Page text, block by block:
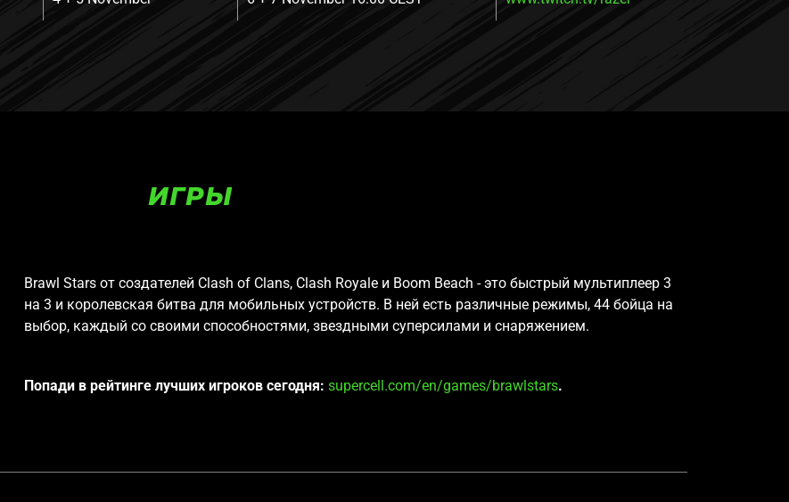
ИГРЫ
Brawl Stars от создателей Clash of Clans, Clash Royale и Boom Beach - это быстрый мультиплеер 3
на 3 и королевская битва для мобильных устройств. В ней есть различные режимы, 44 бойца на
выбор, каждый со своими способностями, звездными суперсилами и снаряжением.
Попади в рейтинге лучших игроков сегодня: supercell.com/en/games/brawlstars.